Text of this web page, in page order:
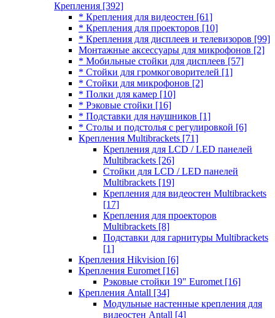
Крепления [392]
* Крепления для видеостен [61]
* Крепления для проекторов [10]
* Крепления для дисплеев и телевизоров [99]
Монтажные аксессуары для микрофонов [2]
* Мобильные стойки для дисплеев [57]
* Стойки для громкоговорителей [1]
* Стойки для микрофонов [2]
* Полки для камер [10]
* Рэковые стойки [16]
* Подставки для наушников [1]
* Столы и подстолья с регулировкой [6]
Крепления Multibrackets [71]
Крепления для LCD / LED панелей
Multibrackets [26]
Стойки для LCD / LED панелей
Multibrackets [19]
Крепления для видеостен Multibrackets
[17]
Крепления для проекторов
Multibrackets [8]
Подставки для гарнитуры Multibrackets
[1]
Крепления Hikvision [6]
Крепления Euromet [16]
Рэковые стойки 19" Euromet [16]
Крепления Antall [34]
Модульные настенные крепления для
видеостен Antall [4]